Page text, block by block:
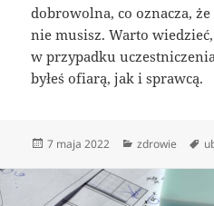
dobrowolna, co oznacza,
nie musisz. Warto
w przypadku
byłeś ofiarą, jak i sprawcą.
Data
7 maja 2022 Kategorie
zdrowie